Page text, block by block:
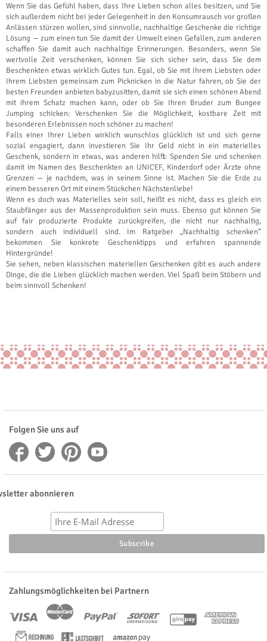
Wenn Sie das Gefühl haben, dass Ihre Lieben schon alles besitzen, und Sie
sich außerdem nicht bei jeder Gelegenheit in den Konsumrausch vor großen
Anlässen stürzen wollen, sind sinnvolle, nachhaltige Geschenke die richtige
Lösung — zum einen tun Sie damit der Umwelt einen Gefallen, zum anderen
schaffen Sie damit auch nachhaltige Erinnerungen. Besonders, wenn Sie
wertvolle Zeit verschenken, können Sie sich sicher sein, dass Sie dem
Beschenkten etwas wirklich Gutes tun. Egal, ob Sie mit Ihrem Liebsten oder
Ihrem Liebsten gemeinsam zum Picknicken in die Natur fahren, ob Sie der
besten Freunden anbieten babyzusitten, damit sie sich einen schönen Abend
mit ihrem Schatz machen kann, oder ob Sie Ihren Bruder zum Bungee
Jumping schicken: Verschenken Sie die Möglichkeit, kostbare Zeit mit
besonderen Erlebnissen noch schöner zu machen!
Falls einer Ihrer Lieben wirklich wunschlos glücklich ist und sich gerne
sozial engagiert, dann investieren Sie Ihr Geld nicht in ein materielles
Geschenk, sondern in etwas, was anderen hilft: Spenden Sie und schenken
damit im Namen des Beschenkten an UNICEF, Kinderdorf oder Ärzte ohne
Grenzen — je nachdem, was in seinem Sinne ist. Machen Sie die Erde zu
einem besseren Ort mit einem Stückchen Nächstenliebe!
Wenn es doch was Materielles sein soll, heißt es nicht, dass es gleich ein
Staubfänger aus der Massenproduktion sein muss. Ebenso gut können Sie
auf fair produzierte Produkte zurückgreifen, die nicht nur nachhaltig,
sondern auch individuell sind. Im Ratgeber „Nachhaltig schenken“
bekommen Sie konkrete Geschenktipps und erfahren spannende
Hintergründe!
Sie sehen, neben klassischen materiellen Geschenken gibt es auch andere
Dinge, die die Lieben glücklich machen werden. Viel Spaß beim Stöbern und
beim sinnvoll Schenken!
Folgen Sie uns auf
abonnieren
Zahlungsmöglichkeiten bei Partnern